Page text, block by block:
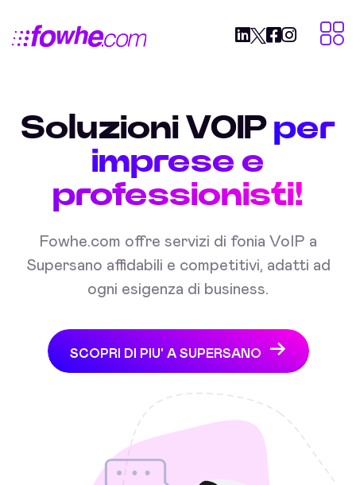
Soluzioni VOIP per
imprese e
professionisti!
Fowhe.com offre servizi di fonia VoIP a
Supersano affidabili e competitivi, adatti ad
ogni esigenza di business.
SCOPRI DI PIU' A SUPERSANO